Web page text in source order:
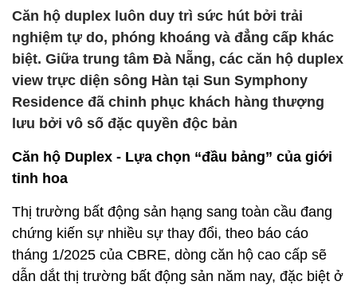
Căn hộ duplex luôn duy trì sức hút bởi trải
nghiệm tự do, phóng khoáng và đẳng cấp khác
biệt. Giữa trung tâm Đà Nẵng, các căn hộ duplex
view trực diện sông Hàn tại Sun Symphony
Residence đã chinh phục khách hàng thượng
lưu bởi vô số đặc quyền độc bản
Căn hộ Duplex - Lựa chọn “đầu bảng” của giới
tinh hoa
Thị trường bất động sản hạng sang toàn cầu đang
chứng kiến sự nhiều sự thay đổi, theo báo cáo
tháng 1/2025 của CBRE, dòng căn hộ cao cấp sẽ
dẫn dắt thị trường bất động sản năm nay, đặc biệt ở